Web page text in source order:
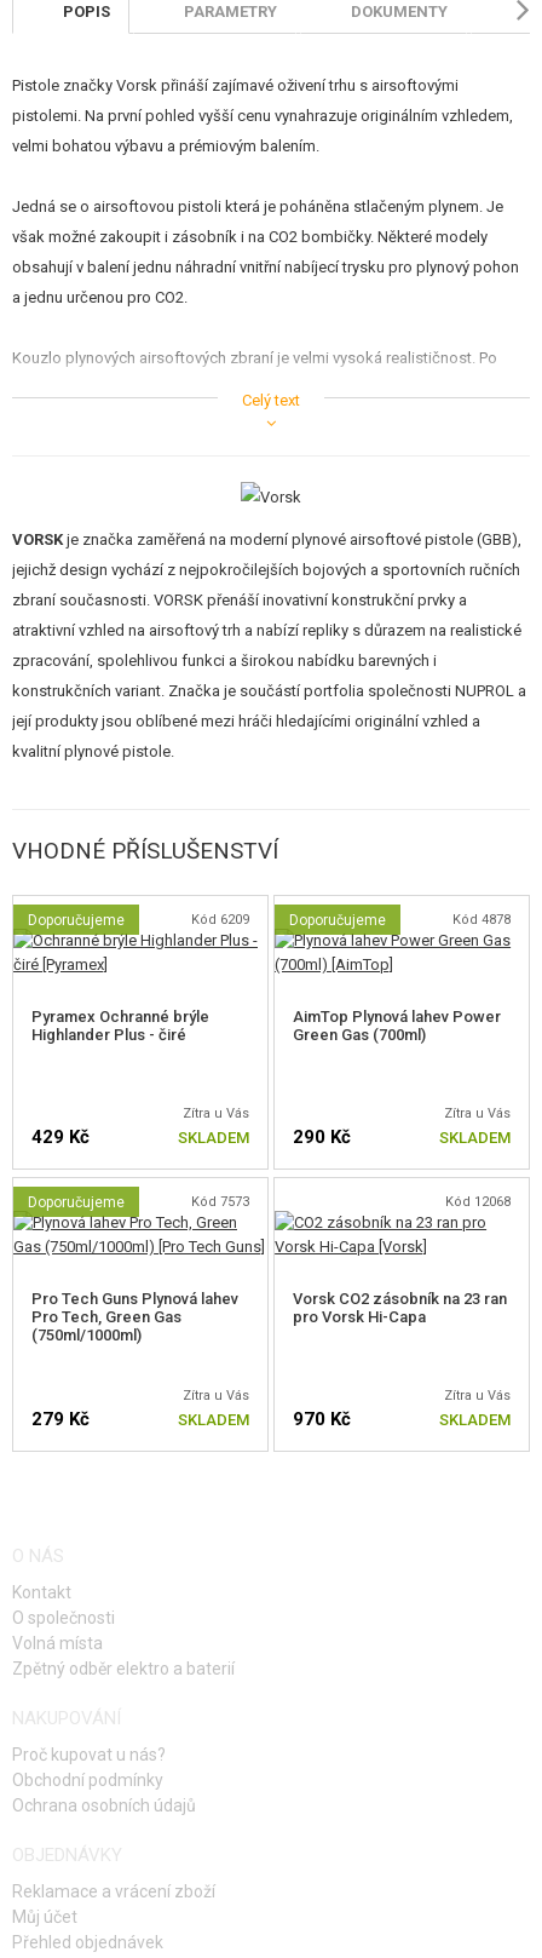
SLEVY, AKCE
KONTAKT
POPIS PARAMETRY DOKUMENTY
Pistole značky Vorsk přináší zajímavé oživení trhu s airsoftovými
pistolemi. Na první pohled vyšší cenu vynahrazuje originálním vzhledem,
velmi bohatou výbavu a prémiovým balením.
Jedná se o airsoftovou pistoli která je poháněna stlačeným plynem. Je
však možné zakoupit i zásobník i na CO2 bombičky. Některé modely
obsahují v balení jednu náhradní vnitřní nabíjecí trysku pro plynový pohon
a jednu určenou pro CO2.
Kouzlo plynových airsoftových zbraní je velmi vysoká realističnost. Po
provázeno typickým kovovým klapnutím. Při každém výstřelu dochází k
zadní poloze. Zbraň rovněž umožňuje poměrně realistickou rozborku.
namazané silikonovou vazelínou nebo silikonovým olejem.
Nejvýraznější rysy pistole jsou:
Originální kovový CNC obráběný závěr.
Texturovaná rukojeť pro optimální přilnavost.
Vnější rýhovaná hlaveň.
Oboustranná páčka pojistky.
Světlovodná mířidla.
Prodloužené zvětšené hrdlo zásobníku.
Adaptér na tlumič včetně krytky. Závit 14 mm levotočivý.
Celý text
VORSKje značka zaměřená na moderní plynové airsoftové pistole (GBB),
jejichž design vychází z nejpokročilejších bojových a sportovních ručních
zbraní současnosti. VORSK přenáší inovativní konstrukční prvky a
atraktivní vzhled na airsoftový trh a nabízí repliky s důrazem na realistické
zpracování, spolehlivou funkci a širokou nabídku barevných i
konstrukčních variant. Značka je součástí portfolia společnosti NUPROL a
její produkty jsou oblíbené mezi hráči hledajícími originální vzhled a
kvalitní plynové pistole.
VHODNÉ PŘÍSLUŠENSTVÍ
Doporučujeme Kód 6209
Pyramex Ochranné brýle
Highlander Plus - čiré
Zítra u Vás
429 Kč SKLADEM
Doporučujeme Kód 4878
AimTop Plynová lahev Power
Green Gas (700ml)
Zítra u Vás
290 Kč SKLADEM
Doporučujeme Kód 7573
Pro Tech Guns Plynová lahev
Pro Tech, Green Gas
(750ml/1000ml)
Zítra u Vás
279 Kč SKLADEM
Kód 12068
Vorsk CO2 zásobník na 23 ran
pro Vorsk Hi-Capa
Zítra u Vás
970 Kč SKLADEM
O NÁS
Kontakt
O společnosti
Volná místa
Zpětný odběr elektro a baterií
NAKUPOVÁNÍ
Proč kupovat u nás?
Obchodní podmínky
Ochrana osobních údajů
OBJEDNÁVKY
Reklamace a vrácení zboží
Můj účet
Přehled objednávek